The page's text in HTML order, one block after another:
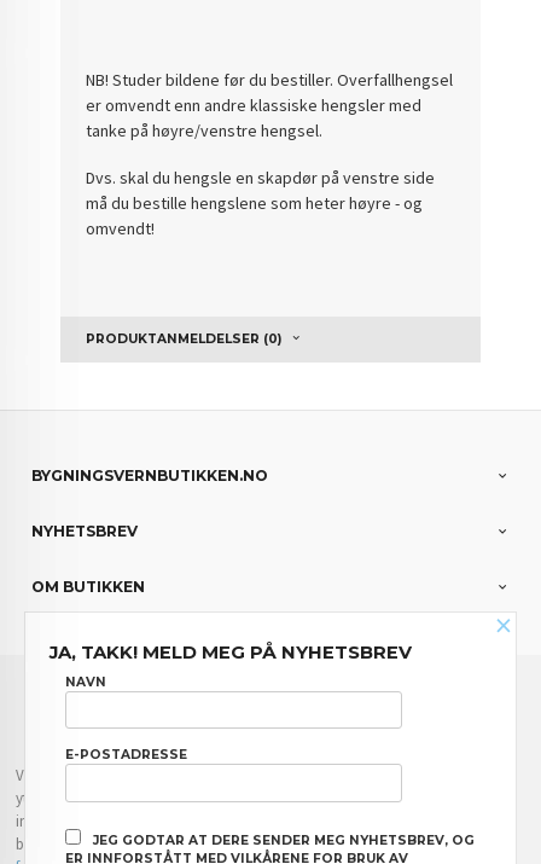
NB! Studer bildene før du bestiller. Overfallhengsel
er omvendt enn andre klassiske hengsler med
tanke på høyre/venstre hengsel.
Dvs. skal du hengsle en skapdør på venstre side
må du bestille hengslene som heter høyre - og
omvendt!
PRODUKTANMELDELSER (0)
BYGNINGSVERNBUTIKKEN.NO
NYHETSBREV
OM BUTIKKEN
FRAKT
Vår nettbutikk bruker cookies slik at du får en bedre kjøpsopplevelse og vi kan
yte deg bedre service. Vi bruker cookies hovedsaklig til å lagre
innloggingsdetaljer og huske hva du har puttet i handlekurven din. Fortsett å
bruke siden som normalt om du godtar dette.Les merellerendre innstillinger
×
JA, TAKK! MELD MEG PÅ NYHETSBREV
NAVN
E-POSTADRESSE
JEG GODTAR AT DERE SENDER MEG NYHETSBREV, OG
ER INNFORSTÅTT MED VILKÅRENE FOR BRUK AV